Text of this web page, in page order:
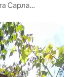
Сарла